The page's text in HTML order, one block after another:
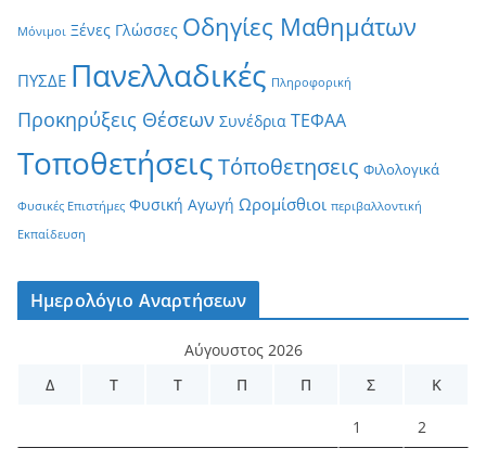
Μόνιμοι Ξένες Γλώσσες Οδηγίες Μαθημάτων
ΠΥΣΔΕ Πανελλαδικές Πληροφορική
Προκηρύξεις Θέσεων Συνέδρια ΤΕΦΑΑ
ΤοποθετήσειςΤόποθετησεις Φιλολογικά
Φυσικές Επιστήμες Φυσική Αγωγή Ωρομίσθιοι περιβαλλοντική
Εκπαίδευση
Ημερολόγιο Αναρτήσεων
Αύγουστος 2026
Δ
Τ Τ Π Π Σ Κ
1 2